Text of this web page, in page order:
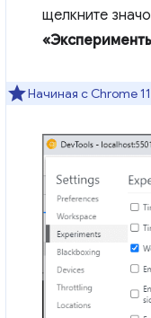
щелкните
Начиная с Chrome